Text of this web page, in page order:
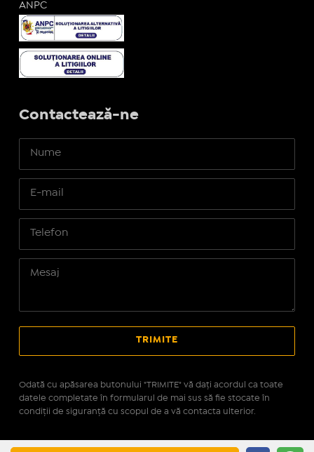
ANPC
Contactează-ne
Odată cu apăsarea butonului "TRIMITE" vă daţi acordul ca toate
datele completate în formularul de mai sus să fie stocate în
condiţii de siguranţă cu scopul de a vă contacta ulterior.